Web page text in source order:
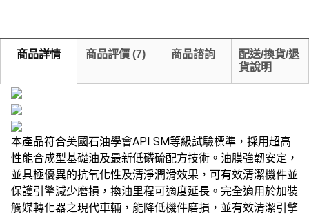
商品詳情 商品評價 (7) 商品諮詢
配送/換貨/退
貨說明
本產品符合美國石油學會API SM等級試驗標準，採用超高
性能合成型基礎油及最新低磷硫配方技術。油膜強韌安定，
並具極優異的抗氧化性及清淨潤滑效果，可有效清潔機件並
保護引擎減少磨損，換油里程可適度延長。完全適用於加裝
觸媒轉化器之現代車輛，能降低機件磨損，並有效清潔引擎